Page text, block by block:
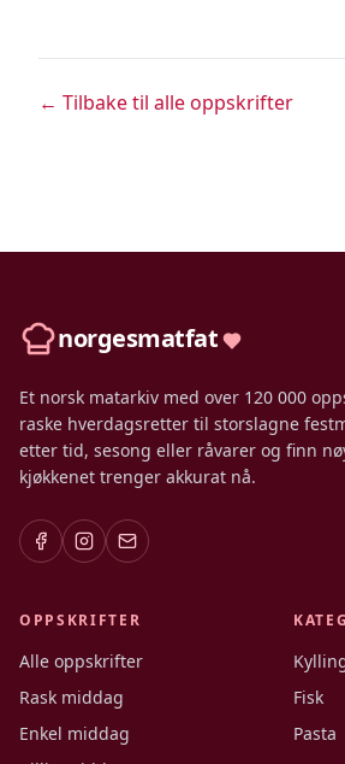
← Tilbake til alle oppskrifter
norgesmatfat
Et norsk matarkiv med over 120 000
raske hverdagsretter til storslagne
etter tid, sesong eller råvarer og finn
kjøkkenet trenger akkurat nå.
OPPSKRIFTER
Alle oppskrifter
Rask middag
Enkel middag
Fisk
Pasta